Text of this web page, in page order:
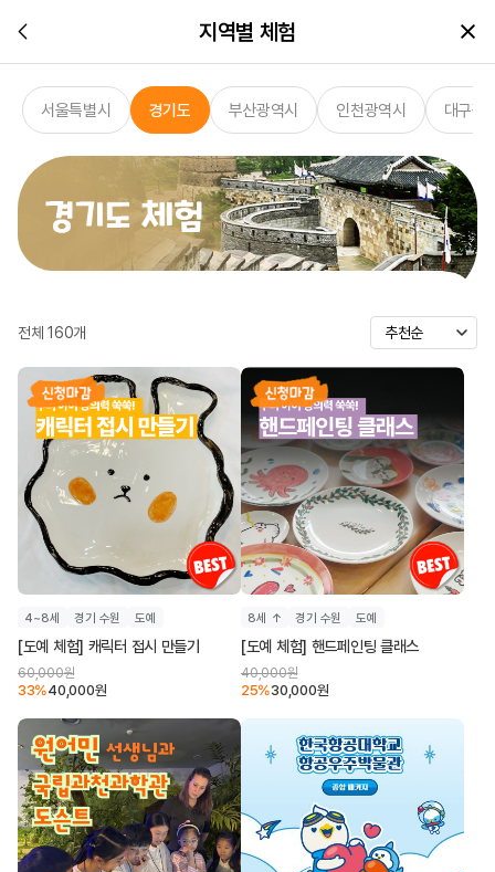
지역별 체험
서울특별시 경기도 부산광역시 인천광역시 대구광
전체160개
4~8세 경기 수원 도예
[도예 체험] 캐릭터 접시 만들기
60,000원
33%40,000원
8세 ↑ 경기 수원 도예
[도예 체험] 핸드페인팅 클래스
40,000원
25%30,000원